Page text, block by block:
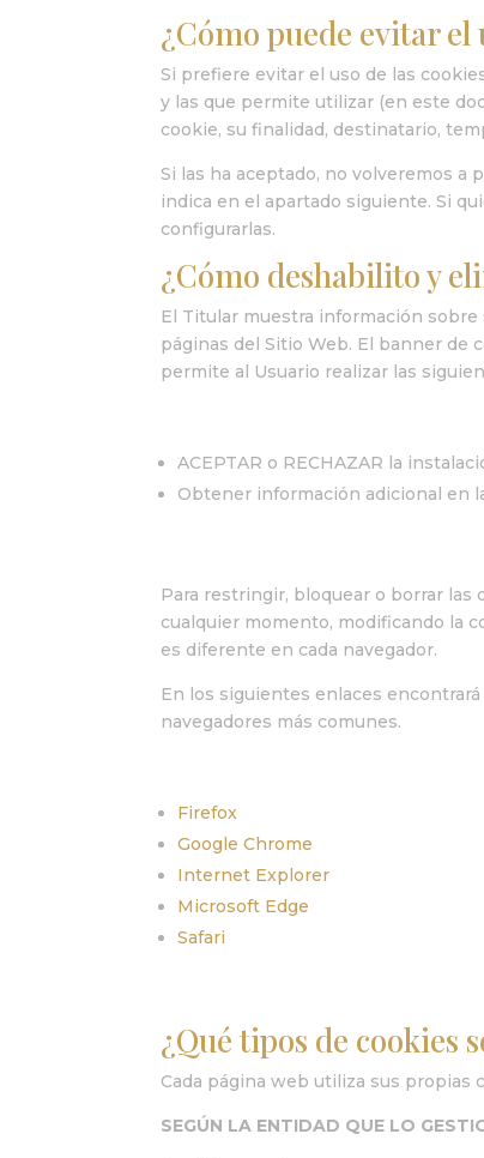
¿Cómo puede evitar el
Si prefiere evitar el uso de las
y las que permite utilizar (en este
cookie, su finalidad, destinatario,
Si las ha aceptado, no volveremos
indica en el apartado siguiente. Si
configurarlas.
¿Cómo deshabilito y
El Titular muestra información
páginas del Sitio Web. El banner de
permite al Usuario realizar las
ACEPTAR o RECHAZAR la
Obtener información adicional en
Para restringir, bloquear o borrar las
cualquier momento, modificando la
es diferente en cada navegador.
En los siguientes enlaces
navegadores más comunes.
Firefox
Google Chrome
Internet Explorer
Microsoft Edge
Safari
¿Qué tipos de cookies
Cada página web utiliza sus propias
SEGÚN LA ENTIDAD QUE LO